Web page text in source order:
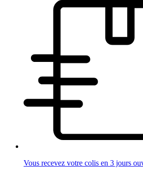
Vous recevez votre colis en 3 jours